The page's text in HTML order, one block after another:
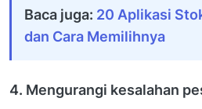
Baca juga: 20 Aplikasi
dan Cara Memilihnya
4. Mengurangi kesalahan